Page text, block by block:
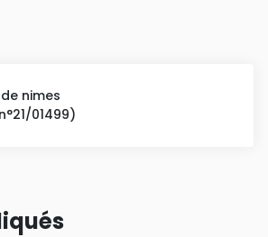
nimes
01499)